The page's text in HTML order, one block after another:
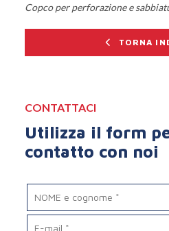
Copco per perforazione e
TORNA
CONTATTACI
Utilizza il form
contatto con noi